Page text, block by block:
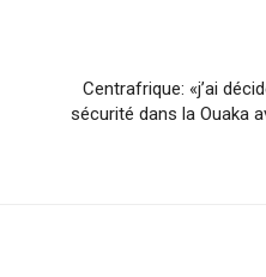
Centrafrique: «j’ai
sécurité dans la Ouaka